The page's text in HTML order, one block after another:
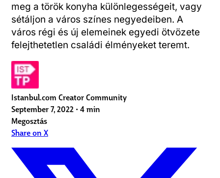
meg a török konyha különlegességeit, vagy
sétáljon a város színes negyedeiben. A
város régi és új elemeinek egyedi ötvözete
felejthetetlen családi élményeket teremt.
Istanbul.com Creator Community
September 7, 2022 • 4 min
Megosztás
Share on X